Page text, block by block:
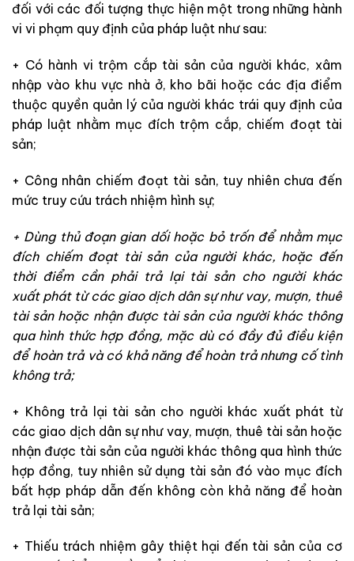
đối với các đối tượng thực hiện một trong những hành
vi vi phạm quy định của pháp luật như sau:
+ Có hành vi trộm cắp tài sản của người khác, xâm
nhập vào khu vực nhà ở, kho bãi hoặc các địa điểm
thuộc quyền quản lý của người khác trái quy định của
pháp luật nhằm mục đích trộm cắp, chiếm đoạt tài
sản;
+ Công nhân chiếm đoạt tài sản, tuy nhiên chưa đến
mức truy cứu trách nhiệm hình sự;
+ Dùng thủ đoạn gian dối hoặc bỏ trốn để nhằm mục
đích chiếm đoạt tài sản của người khác, hoặc đến
thời điểm cần phải trả lại tài sản cho người khác
xuất phát từ các giao dịch dân sự như vay, mượn, thuê
tài sản hoặc nhận được tài sản của người khác thông
qua hình thức hợp đồng, mặc dù có đầy đủ điều kiện
để hoàn trả và có khả năng để hoàn trả nhưng cố tình
không trả;
+ Không trả lại tài sản cho người khác xuất phát từ
các giao dịch dân sự như vay, mượn, thuê tài sản hoặc
nhận được tài sản của người khác thông qua hình thức
hợp đồng, tuy nhiên sử dụng tài sản đó vào mục đích
bất hợp pháp dẫn đến không còn khả năng để hoàn
trả lại tài sản;
+ Thiếu trách nhiệm gây thiệt hại đến tài sản của cơ